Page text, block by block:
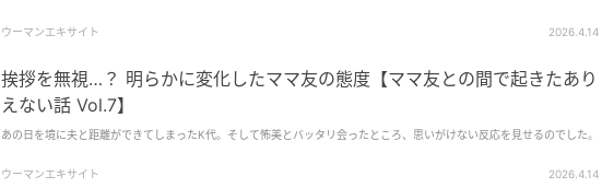
ウーマンエキサイト 2026.4.14
挨拶を無視…？ 明らかに変化したママ友の態度【ママ友との間で起きたあり
えない話 Vol.7】
あの日を境に夫と距離ができてしまったK代。そして怖美とバッタリ会ったところ、思いがけない反応を見せるのでした。
ウーマンエキサイト 2026.4.14